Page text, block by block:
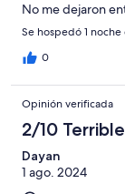
No me dejaron
Se hospedó 1
0
Opinión verificada
2/10 Terrible
Dayan
1 ago. 2024